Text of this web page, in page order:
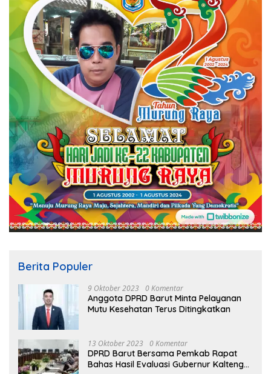
Berita Populer
9 Oktober 2023 0 Komentar
Anggota DPRD Barut Minta Pelayanan
Mutu Kesehatan Terus Ditingkatkan
13 Oktober 2023 0 Komentar
DPRD Barut Bersama Pemkab Rapat
Bahas Hasil Evaluasi Gubernur Kalteng